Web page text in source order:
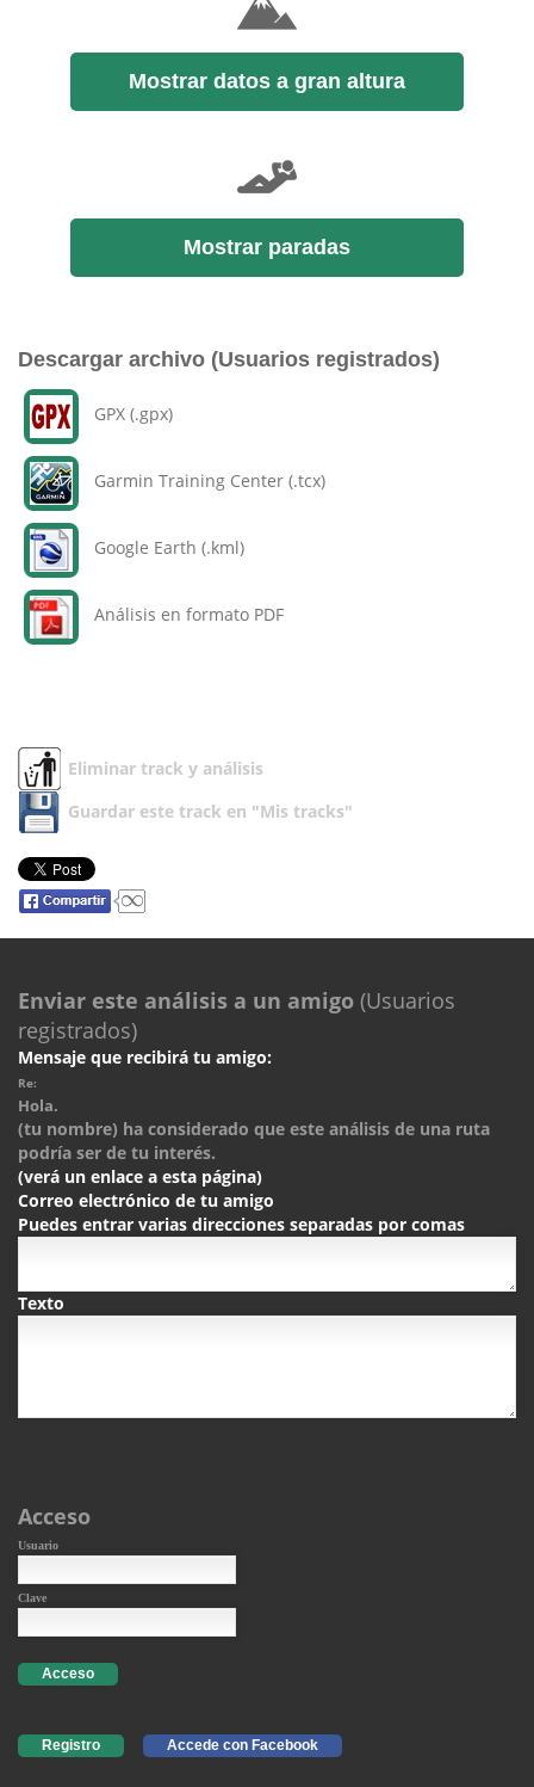
Mostrar datos a gran altura
Mostrar paradas
Descargar archivo (Usuarios registrados)
GPX (.gpx)
Garmin Training Center (.tcx)
Google Earth (.kml)
Análisis en formato PDF
Eliminar track y análisis
Guardar este track en "Mis tracks"
Enviar este análisis a un amigo (Usuarios
registrados)
Mensaje que recibirá tu amigo:
Re:
Hola.
(tu nombre) ha considerado que este análisis de una ruta
podría ser de tu interés.
(verá un enlace a esta página)
Correo electrónico de tu amigo
Puedes entrar varias direcciones separadas por comas
Texto
Acceso
Usuario
Clave
Acceso
Registro Accede con Facebook